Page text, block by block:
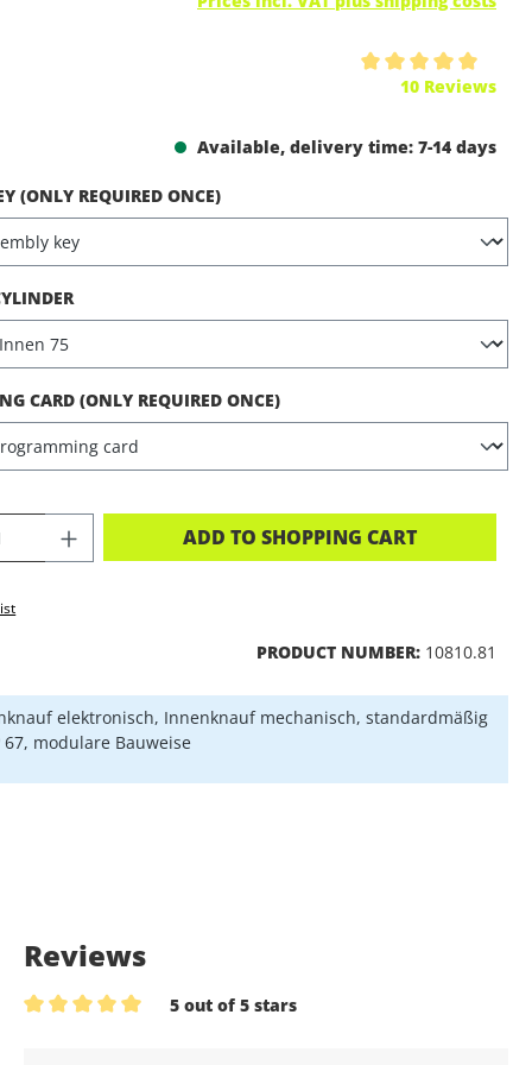
10 Reviews
Available, delivery time: 7-14 days
(ONLY REQUIRED ONCE)
CARD (ONLY REQUIRED ONCE)
QUANTITY: ENTER THE DESIRED
ADD TO SHOPPING CART
PRODUCT NUMBER: 10810.81
elektronisch, Innenknauf mechanisch, standardmäßig
67, modulare Bauweise
Reviews
5 out of 5 stars